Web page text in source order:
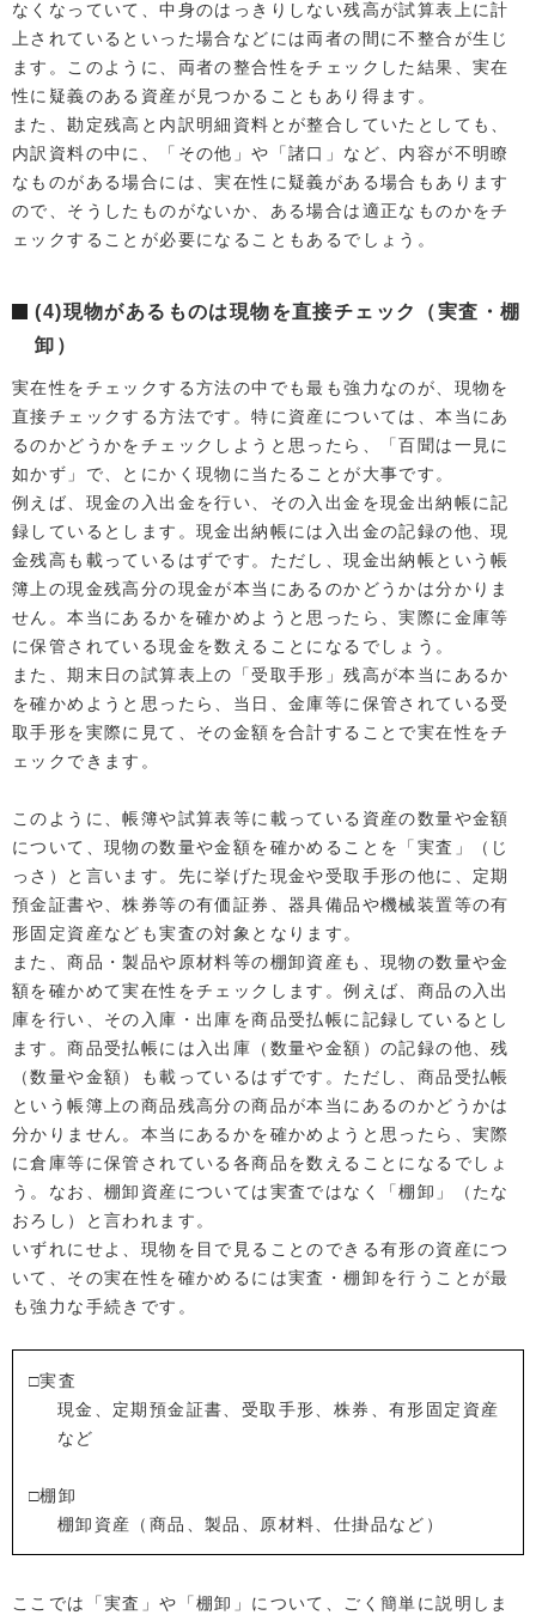
なくなっていて、中身のはっきりしない残高が試算表上に計
上されているといった場合などには両者の間に不整合が生じ
ます。このように、両者の整合性をチェックした結果、実在
性に疑義のある資産が見つかることもあり得ます。
また、勘定残高と内訳明細資料とが整合していたとしても、
内訳資料の中に、「その他」や「諸口」など、内容が不明瞭
なものがある場合には、実在性に疑義がある場合もあります
ので、そうしたものがないか、ある場合は適正なものかをチ
ェックすることが必要になることもあるでしょう。
(4)現物があるものは現物を直接チェック（実査・棚
卸）
実在性をチェックする方法の中でも最も強力なのが、現物を
直接チェックする方法です。特に資産については、本当にあ
るのかどうかをチェックしようと思ったら、「百聞は一見に
如かず」で、とにかく現物に当たることが大事です。
例えば、現金の入出金を行い、その入出金を現金出納帳に記
録しているとします。現金出納帳には入出金の記録の他、現
金残高も載っているはずです。ただし、現金出納帳という帳
簿上の現金残高分の現金が本当にあるのかどうかは分かりま
せん。本当にあるかを確かめようと思ったら、実際に金庫等
に保管されている現金を数えることになるでしょう。
また、期末日の試算表上の「受取手形」残高が本当にあるか
を確かめようと思ったら、当日、金庫等に保管されている受
取手形を実際に見て、その金額を合計することで実在性をチ
ェックできます。
このように、帳簿や試算表等に載っている資産の数量や金額
について、現物の数量や金額を確かめることを「実査」（じ
っさ）と言います。先に挙げた現金や受取手形の他に、定期
預金証書や、株券等の有価証券、器具備品や機械装置等の有
形固定資産なども実査の対象となります。
また、商品・製品や原材料等の棚卸資産も、現物の数量や金
額を確かめて実在性をチェックします。例えば、商品の入出
庫を行い、その入庫・出庫を商品受払帳に記録しているとし
ます。商品受払帳には入出庫（数量や金額）の記録の他、残
（数量や金額）も載っているはずです。ただし、商品受払帳
という帳簿上の商品残高分の商品が本当にあるのかどうかは
分かりません。本当にあるかを確かめようと思ったら、実際
に倉庫等に保管されている各商品を数えることになるでしょ
う。なお、棚卸資産については実査ではなく「棚卸」（たな
おろし）と言われます。
いずれにせよ、現物を目で見ることのできる有形の資産につ
いて、その実在性を確かめるには実査・棚卸を行うことが最
も強力な手続きです。
□実査
現金、定期預金証書、受取手形、株券、有形固定資産
など
□棚卸
棚卸資産（商品、製品、原材料、仕掛品など）
ここでは「実査」や「棚卸」について、ごく簡単に説明しま